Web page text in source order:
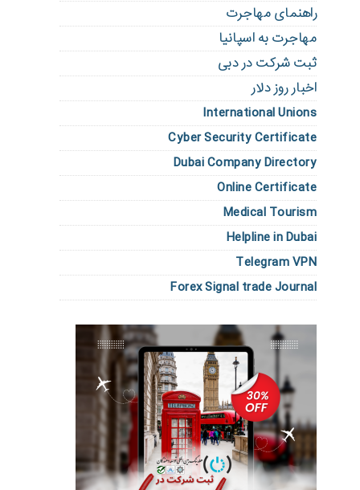
راهنمای مهاجرت
مهاجرت به اسپانیا
ثبت شرکت در دبی
اخبار روز دلار
International Unions
Cyber Security Certificate
Dubai Company Directory
Online Certificate
Medical Tourism
Helpline in Dubai
Telegram VPN
Forex Signal trade Journal